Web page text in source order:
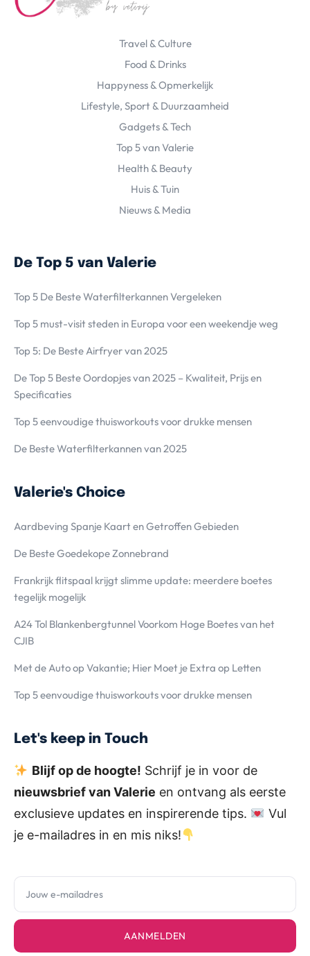
Travel & Culture
Food & Drinks
Happyness & Opmerkelijk
Lifestyle, Sport & Duurzaamheid
Gadgets & Tech
Top 5 van Valerie
Health & Beauty
Huis & Tuin
Nieuws & Media
De Top 5 van Valerie
Top 5 De Beste Waterfilterkannen Vergeleken
Top 5 must-visit steden in Europa voor een weekendje weg
Top 5: De Beste Airfryer van 2025
De Top 5 Beste Oordopjes van 2025 – Kwaliteit, Prijs en
Specificaties
Top 5 eenvoudige thuisworkouts voor drukke mensen
De Beste Waterfilterkannen van 2025
Valerie's Choice
Aardbeving Spanje Kaart en Getroffen Gebieden
De Beste Goedekope Zonnebrand
Frankrijk flitspaal krijgt slimme update: meerdere boetes
tegelijk mogelijk
A24 Tol Blankenbergtunnel Voorkom Hoge Boetes van het
CJIB
Met de Auto op Vakantie; Hier Moet je Extra op Letten
Top 5 eenvoudige thuisworkouts voor drukke mensen
Let's keep in Touch
Blijf op de hoogte! Schrijf je in voor de
nieuwsbrief van Valerie en ontvang als eerste
exclusieve updates en inspirerende tips.
Vul
je e-mailadres in en mis niks!
AANMELDEN